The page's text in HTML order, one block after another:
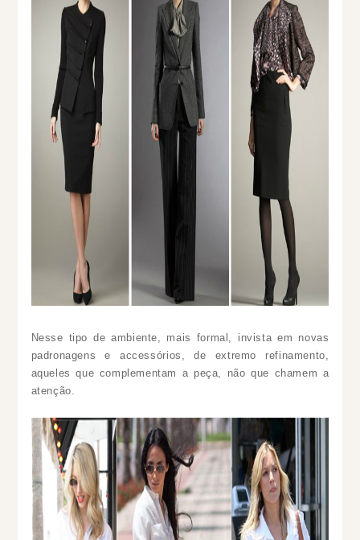
Nesse tipo de ambiente, mais formal, invista em novas
padronagens e accessórios, de extremo refinamento,
aqueles que complementam a peça, não que chamem a
atenção.